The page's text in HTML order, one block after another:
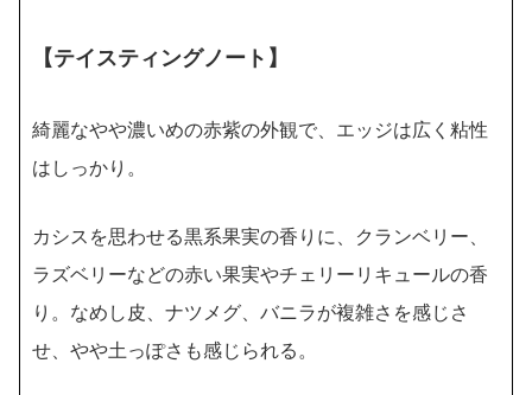
【テイスティングノート】
綺麗なやや濃いめの赤紫の外観で、エッジは広く粘性
はしっかり。
カシスを思わせる黒系果実の香りに、クランベリー、
ラズベリーなどの赤い果実やチェリーリキュールの香
り。なめし皮、ナツメグ、バニラが複雑さを感じさ
せ、やや土っぽさも感じられる。